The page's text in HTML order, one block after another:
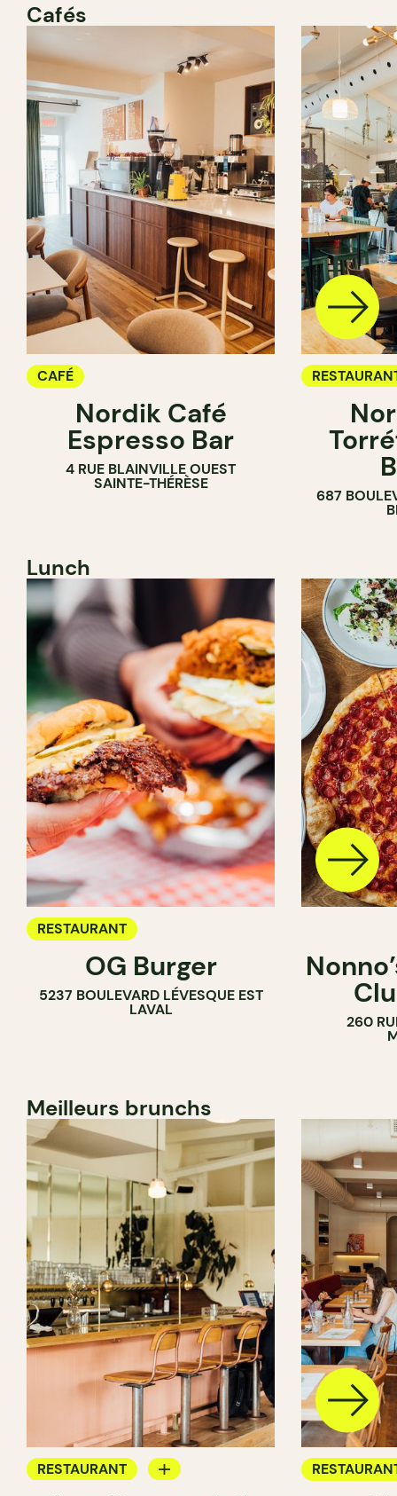
Cafés
CAFÉ
Nordik Café
Espresso Bar
4 RUE BLAINVILLE OUEST
SAINTE-THÉRÈSE
687
Lunch
RESTAURANT
OG Burger
5237 BOULEVARD LÉVESQUE EST
LAVAL
260
Meilleurs brunchs
RESTAURANT